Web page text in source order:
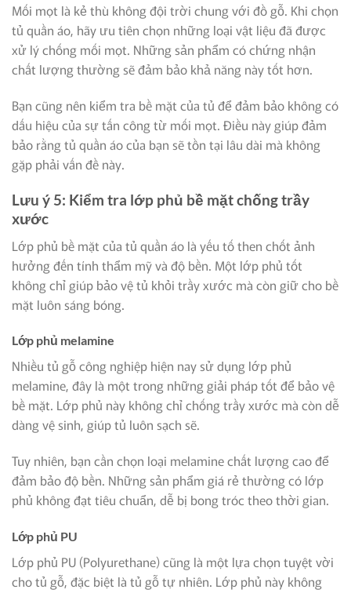
Mối mọt là kẻ thù không đội trời chung với đồ gỗ. Khi chọn
tủ quần áo, hãy ưu tiên chọn những loại vật liệu đã được
xử lý chống mối mọt. Những sản phẩm có chứng nhận
chất lượng thường sẽ đảm bảo khả năng này tốt hơn.
Bạn cũng nên kiểm tra bề mặt của tủ để đảm bảo không có
dấu hiệu của sự tấn công từ mối mọt. Điều này giúp đảm
bảo rằng tủ quần áo của bạn sẽ tồn tại lâu dài mà không
gặp phải vấn đề này.
Lưu ý 5: Kiểm tra lớp phủ bề mặt chống trầy
xước
Lớp phủ bề mặt của tủ quần áo là yếu tố then chốt ảnh
hưởng đến tính thẩm mỹ và độ bền. Một lớp phủ tốt
không chỉ giúp bảo vệ tủ khỏi trầy xước mà còn giữ cho bề
mặt luôn sáng bóng.
Lớp phủ melamine
Nhiều tủ gỗ công nghiệp hiện nay sử dụng lớp phủ
melamine, đây là một trong những giải pháp tốt để bảo vệ
bề mặt. Lớp phủ này không chỉ chống trầy xước mà còn dễ
dàng vệ sinh, giúp tủ luôn sạch sẽ.
Tuy nhiên, bạn cần chọn loại melamine chất lượng cao để
đảm bảo độ bền. Những sản phẩm giá rẻ thường có lớp
phủ không đạt tiêu chuẩn, dễ bị bong tróc theo thời gian.
Lớp phủ PU
Lớp phủ PU (Polyurethane) cũng là một lựa chọn tuyệt vời
cho tủ gỗ, đặc biệt là tủ gỗ tự nhiên. Lớp phủ này không